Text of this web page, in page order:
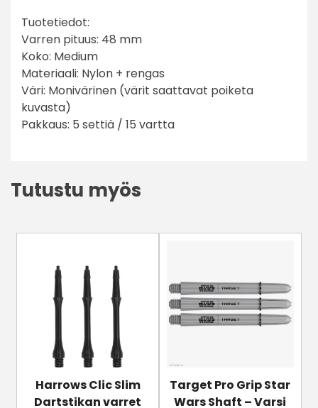
Tuotetiedot:
Varren pituus: 48 mm
Koko: Medium
Materiaali: Nylon + rengas
Väri: Monivärinen (värit saattavat poiketa
kuvasta)
Pakkaus: 5 settiä / 15 vartta
Tutustu myös
Harrows Clic Slim
Dartstikan varret
tuotteella
useampi
muunnelma.
tehdä
valinnat
tuotteen
sivulla.
Target Pro Grip Star
Wars Shaft – Varsi
on
useampi
muunnelma.
valinnat
tuotteen
sivulla.